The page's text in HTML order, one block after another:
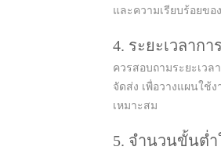
และความเรียบร้อยขอ
4. ระยะเวลาก
ควรสอบถามระยะเวล
จัดส่ง เพื่อวางแผนใช้ง
เหมาะสม
5. จำนวนขั้นต่ำ